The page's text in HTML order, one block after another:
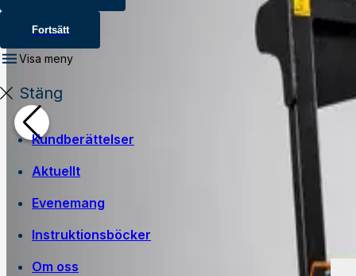
Fortsätt
Visa meny
Stäng
Kundberättelser
Aktuellt
Evenemang
Instruktionsböcker
Om oss